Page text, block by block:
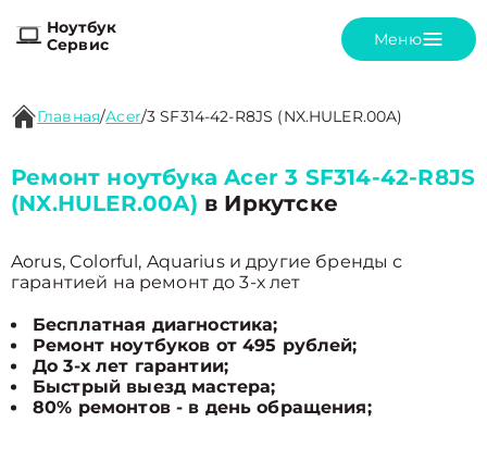
Ноутбук
Сервис
Меню
Главная/Acer/3 SF314-42-R8JS (NX.HULER.00A)
Ремонт ноутбука Acer 3 SF314-42-R8JS
(NX.HULER.00A) в Иркутске
Aorus, Colorful, Aquarius и другие бренды с
гарантией на ремонт до 3-х лет
Бесплатная диагностика;
Ремонт ноутбуков от 495 рублей;
До 3-х лет гарантии;
Быстрый выезд мастера;
80% ремонтов - в день обращения;